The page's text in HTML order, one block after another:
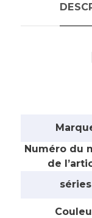
Numéro du
de
séries